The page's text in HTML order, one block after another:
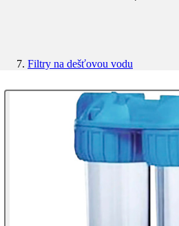
Filtry na dešťovou vodu